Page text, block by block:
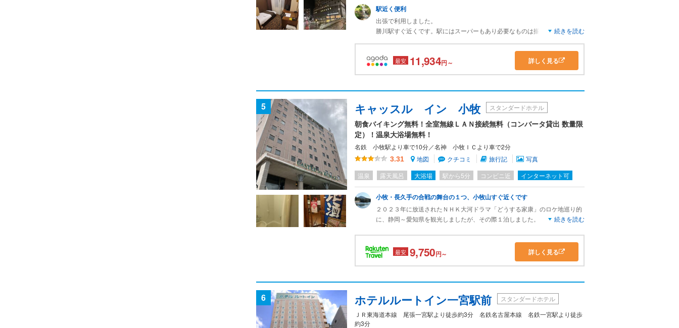
駅近く便利
出張で利用しました。
勝川駅すぐ近くです。駅にはスーパーもあり必要なものは揃えられます。
バスルームにPOLAのアメニティがクレンジング、洗顔フォーム、化粧水、
乳液、ボディソープ・シャンプー、コンディショナーが備え付けでありまし
シャワーカーテンが見た目は新しいのにカビ臭いのがマイナスです。
水圧は強くないです。バスタブにお湯を貯めるのに時間がかかります。
部屋は綺麗に掃除されていて快適に過ごせます。
続きを読む
最安 11,934円～ 詳しく見る
5 キャッスル イン 小牧 スタンダードホテル
朝食バイキング無料！全室無線ＬＡＮ接続無料（コンバータ貸出 数量限
定）！温泉大浴場無料！
名鉄 小牧駅より車で10分／名神 小牧ＩＣより車で2分
3.31 地図 クチコミ 旅行記
写真
温泉
露天風呂 大浴場 駅から5分 コンビニ近 インターネット可
小牧・長久手の合戦の舞台の１つ、小牧山すぐ近くです
２０２３年に放送されたＮＨＫ大河ドラマ「どうする家康」のロケ地巡り的
に、静岡～愛知県を観光しましたが、その際１泊しました。
朝食が頂けます。
続きを読む
最安 9,750円～ 詳しく見る
6 ホテルルートイン一宮駅前
スタンダードホテル
ＪＲ東海道本線 尾張一宮駅より徒歩約3分 名鉄名古屋本線 名鉄一宮駅より徒歩
約3分